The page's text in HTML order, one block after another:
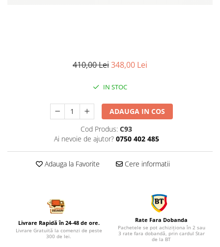
410,00 Lei348,00 Lei
IN STOC
ADAUGA IN COS
Cod Produs: C93
Ai nevoie de ajutor? 0750 402 485
Adauga la Favorite Cere informatii
Livrare Rapidă în 24-48 de ore.
Livrare Gratuită la comenzi de peste
300 de lei.
Rate Fara Dobanda
Pachetele se pot achiziționa în 2 sau
3 rate fara dobandă, prin cardul Star
de la BT